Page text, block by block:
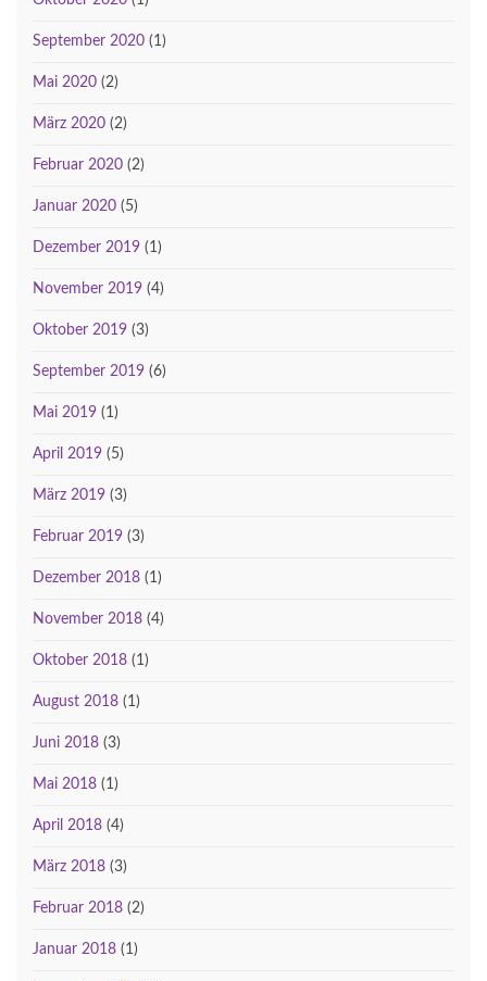
September 2020 (1)
Mai 2020 (2)
März 2020 (2)
Februar 2020 (2)
Januar 2020 (5)
Dezember 2019 (1)
November 2019 (4)
Oktober 2019 (3)
September 2019 (6)
Mai 2019 (1)
April 2019 (5)
März 2019 (3)
Februar 2019 (3)
Dezember 2018 (1)
November 2018 (4)
Oktober 2018 (1)
August 2018 (1)
Juni 2018 (3)
Mai 2018 (1)
April 2018 (4)
März 2018 (3)
Februar 2018 (2)
Januar 2018 (1)